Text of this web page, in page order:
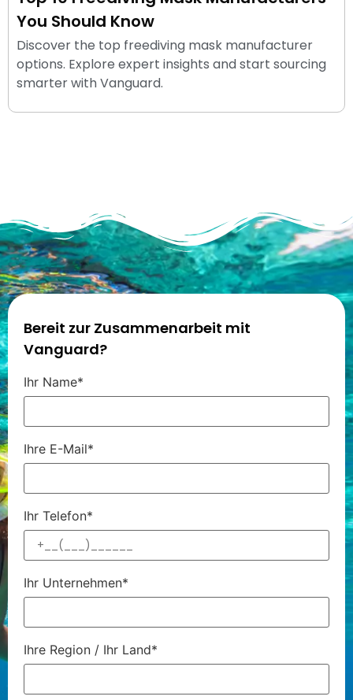
You Should Know
Discover the top freediving mask manufacturer
options. Explore expert insights and start sourcing
smarter with Vanguard.
Bereit zur Zusammenarbeit mit
Vanguard?
Ihr Name*
Ihre E-Mail*
Ihr Telefon*
Ihr Unternehmen*
Ihre Region / Ihr Land*